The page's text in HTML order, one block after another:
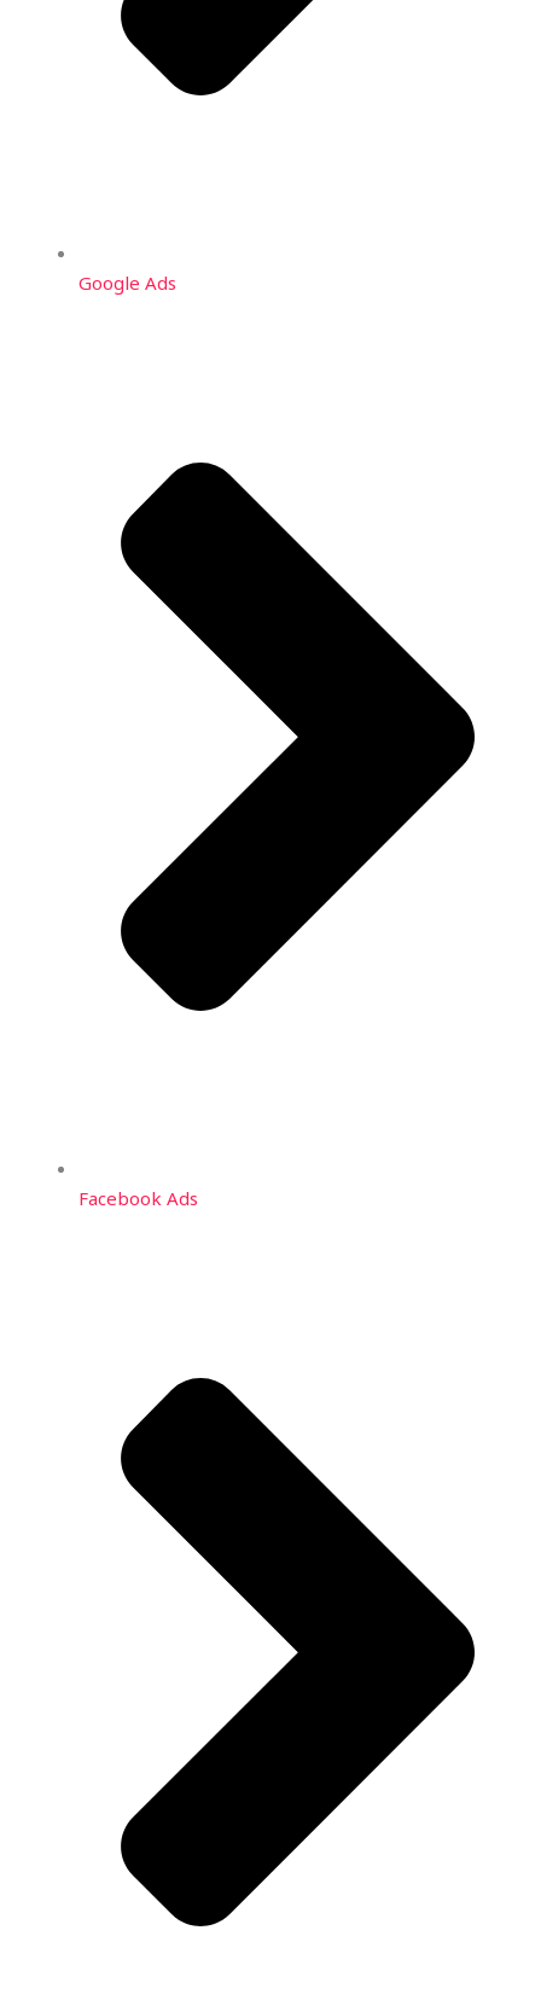
Google Ads
Facebook Ads